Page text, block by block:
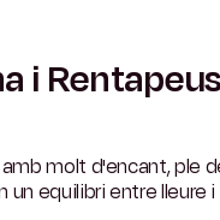
i Rentapeus
molt d'encant, ple
un equilibri entre lleure i